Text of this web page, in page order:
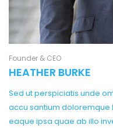
Founder & CEO
HEATHER BURKE
Sed ut perspiciatis unde
accu santium doloremque
eaque ipsa quae ab illo